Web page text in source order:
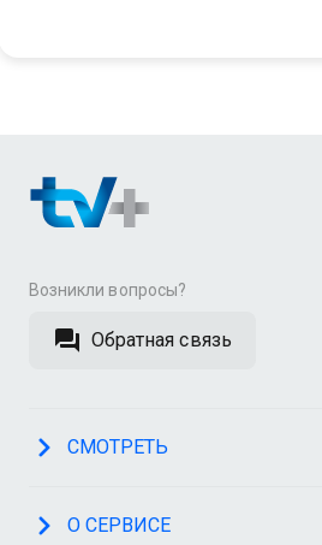
Возникли вопросы?
Обратная связь
СМОТРЕТЬ
О СЕРВИСЕ